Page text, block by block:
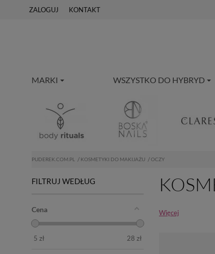
ZALOGUJ KONTAKT
MARKI WSZYSTKO DO HYBRYD
PUDEREK.COM.PL KOSMETYKI DO MAKIJAŻU OCZY
FILTRUJ WEDŁUG
Cena
5 zł 28 zł
Więcej